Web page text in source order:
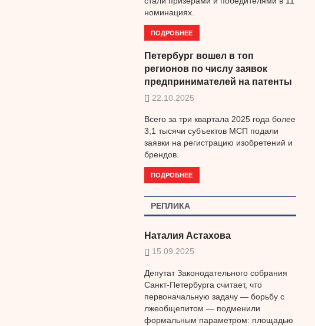
номинациях.
ПОДРОБНЕЕ
Петербург вошел в топ
регионов по числу заявок
предпринимателей на патенты
22.10.2025
Всего за три квартала 2025 года более
3,1 тысячи субъектов МСП подали
заявки на регистрацию изобретений и
брендов.
ПОДРОБНЕЕ
РЕПЛИКА
Наталия Астахова
15.09.2025
Депутат Законодательного собрания
Санкт-Петербурга считает, что
первоначальную задачу — борьбу с
лжеобщепитом — подменили
формальным параметром: площадью